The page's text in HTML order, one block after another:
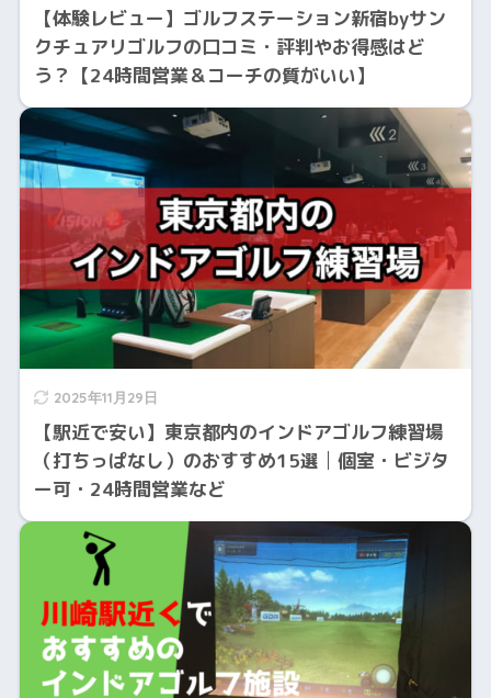
【体験レビュー】ゴルフステーション新宿byサン
クチュアリゴルフの口コミ・評判やお得感はど
う？【24時間営業＆コーチの質がいい】
2025年11月29日
【駅近で安い】東京都内のインドアゴルフ練習場
（打ちっぱなし）のおすすめ15選│個室・ビジタ
ー可・24時間営業など